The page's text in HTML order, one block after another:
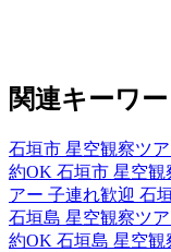
関連キーワ
石垣市 星空観察ツ
約OK 石垣市 星空観
アー 子連れ歓迎 石
石垣島 星空観察ツ
約OK 石垣島 星空観